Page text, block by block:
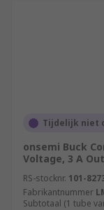
Tijdelijk niet
onsemi Buck
Voltage, 3 A
RS-stocknr. 101-
Fabrikantnummer
Subtotaal (1 tube